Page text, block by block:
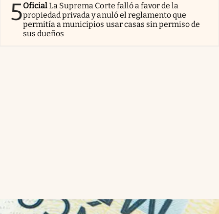
5OficialLa Suprema Corte falló a favor de la
propiedad privada y anuló el reglamento que
permitía a municipios usar casas sin permiso de
sus dueños